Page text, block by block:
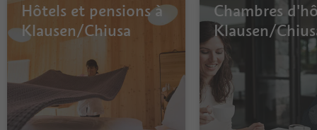
Hôtels et pensions à
Klausen/Chiusa
Chambres
Klausen/